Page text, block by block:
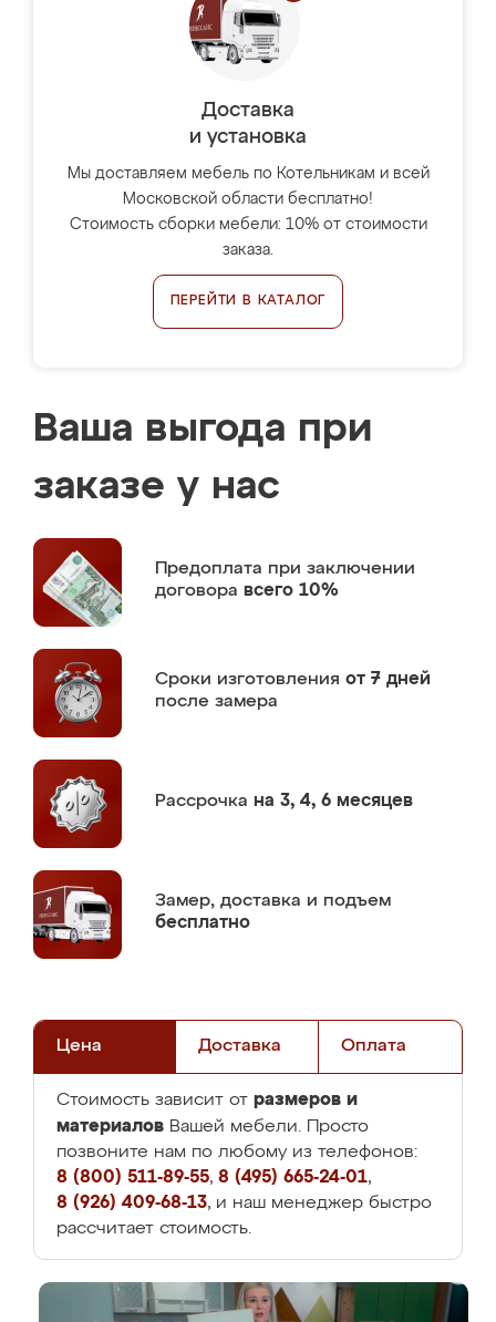
Доставка
и установка
Мы доставляем мебель по Котельникам и всей
Московской области бесплатно!
Стоимость сборки мебели: 10% от стоимости
заказа.
ПЕРЕЙТИ В КАТАЛОГ
Ваша выгода при
заказе у нас
Предоплата при заключении
договора всего 10%
Сроки изготовления от 7 дней
после замера
Рассрочка на 3, 4, 6 месяцев
Замер, доставка и подъем
бесплатно
Цена Доставка Оплата
Стоимость зависит от размеров и
материалов Вашей мебели. Просто
позвоните нам по любому из телефонов:
8 (800) 511-89-55, 8 (495) 665-24-01,
8 (926) 409-68-13, и наш менеджер быстро
рассчитает стоимость.